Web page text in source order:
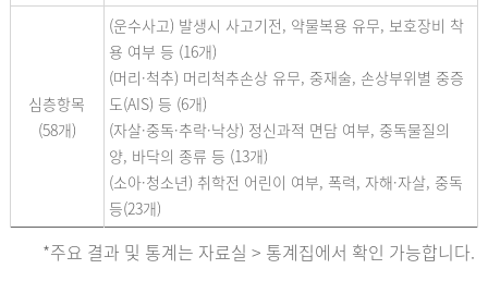
심층항목
(58개)
(운수사고) 발생시 사고기전, 약물복용 유무, 보호장비 착
용 여부 등 (16개)
(머리·척추) 머리척추손상 유무, 중재술, 손상부위별 중증
도(AIS) 등 (6개)
(자살·중독·추락·낙상) 정신과적 면담 여부, 중독물질의
양, 바닥의 종류 등 (13개)
(소아·청소년) 취학전 어린이 여부, 폭력, 자해·자살, 중독
등(23개)
*주요 결과 및 통계는 자료실 > 통계집에서 확인 가능합니다.